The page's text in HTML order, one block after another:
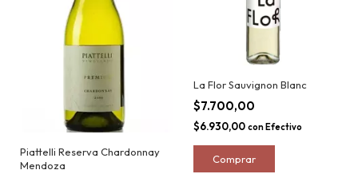
Piattelli Reserva Chardonnay
Mendoza
La Flor Sauvignon Blanc
$7.700,00
$6.930,00 con Efectivo